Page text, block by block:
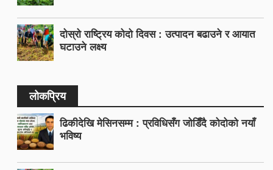
दोस्रो राष्ट्रिय कोदो दिवस : उत्पादन बढाउने र आयात
घटाउने लक्ष्य
लोकप्रिय
ढिकीदेखि मेसिनसम्म : प्रविधिसँग जोडिँदै कोदोको नयाँ
भविष्य